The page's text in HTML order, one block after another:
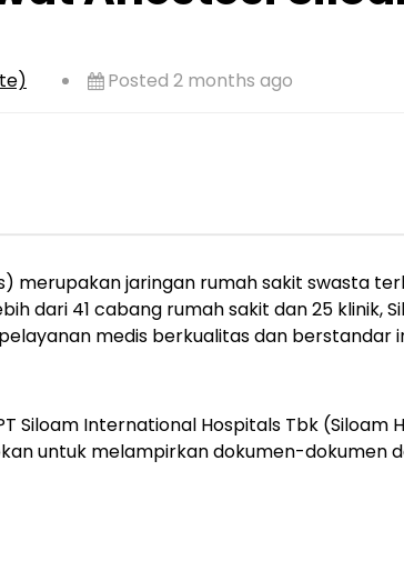
Posted 2 months ago
merupakan jaringan rumah sakit swasta
dari 41 cabang rumah sakit dan 25
medis berkualitas dan berstandar
Siloam International Hospitals Tbk
untuk melampirkan dokumen-dokumen